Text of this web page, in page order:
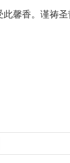
馨香。谨祷圣